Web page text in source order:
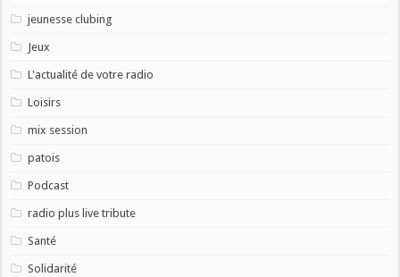
jeunesse clubing
Jeux
L'actualité de votre radio
Loisirs
mix session
patois
Podcast
radio plus live tribute
Santé
Solidarité